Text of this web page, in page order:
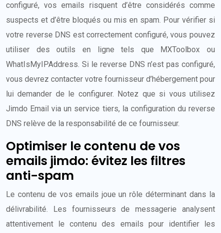
configuré, vos emails risquent d’être considérés comme
suspects et d’être bloqués ou mis en spam. Pour vérifier si
votre reverse DNS est correctement configuré, vous pouvez
utiliser des outils en ligne tels que MXToolbox ou
WhatIsMyIPAddress. Si le reverse DNS n’est pas configuré,
vous devrez contacter votre fournisseur d’hébergement pour
lui demander de le configurer. Notez que si vous utilisez
Jimdo Email via un service tiers, la configuration du reverse
DNS relève de la responsabilité de ce fournisseur.
Optimiser le contenu de vos
emails jimdo: évitez les filtres
anti-spam
Le contenu de vos emails joue un rôle déterminant dans la
délivrabilité. Les fournisseurs de messagerie analysent
attentivement le contenu des emails pour identifier les